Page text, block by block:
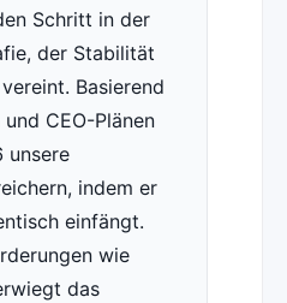
Schritt in der
der Stabilität
Basierend
CEO-Plänen
unsere
indem er
einfängt.
wie
das